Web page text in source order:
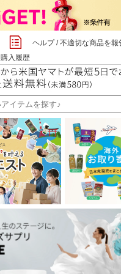
購入履歴
ヘルプ/不適切な商品を報